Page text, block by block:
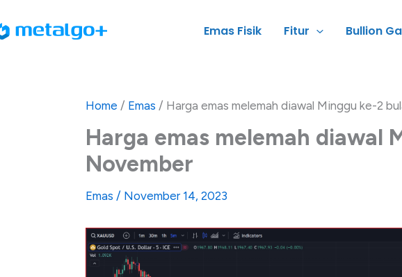
to
Emas Fisik Fitur Bullion
Home / Emas / Harga emas melemah diawal Minggu ke-2
Harga emas melemah diawal
November
Emas / November 14, 2023